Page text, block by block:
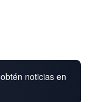
noticias en